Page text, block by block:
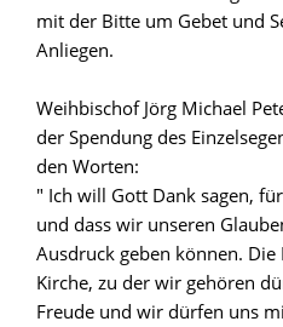
mit der Bitte um Gebet und
Anliegen.
Weihbischof Jörg Michael
der Spendung des
den Worten:
" Ich will Gott Dank sagen,
und dass wir unseren
Ausdruck geben können.
Kirche, zu der wir gehören
Freude und wir dürfen uns